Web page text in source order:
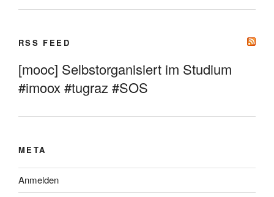
RSS FEED
[mooc] Selbstorganisiert im Studium
#imoox #tugraz #SOS
META
Anmelden